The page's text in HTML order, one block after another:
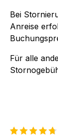
Bei
Anreise
Für alle